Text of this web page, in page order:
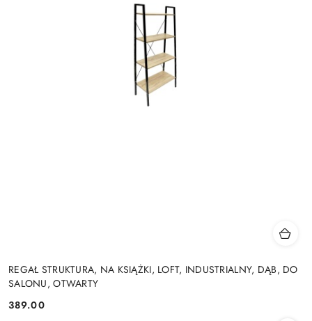
REGAŁ STRUKTURA, NA KSIĄŻKI, LOFT, INDUSTRIALNY, DĄB, DO
SALONU, OTWARTY
Cena:
389.00